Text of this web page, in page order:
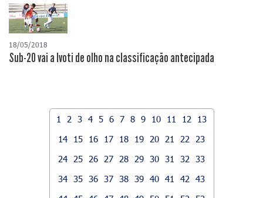
18/05/2018
Sub-20 vai a Ivoti de olho na classificação antecipada
1 2 3 4 5 6 7 8 9 10 11 12
13
14
15 16 17 18 19 20 21 22
23
24
25 26 27 28 29 30 31 32
33
34 35 36 37 38 39 40 41 42
43